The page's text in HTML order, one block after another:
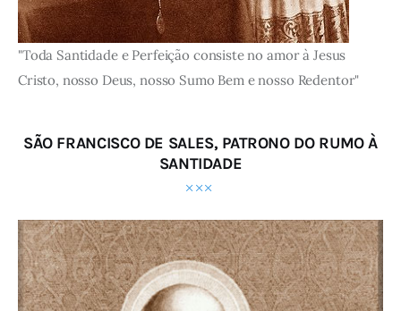
"Toda Santidade e Perfeição consiste no amor à Jesus
Cristo, nosso Deus, nosso Sumo Bem e nosso Redentor"
SÃO FRANCISCO DE SALES, PATRONO DO RUMO À
SANTIDADE